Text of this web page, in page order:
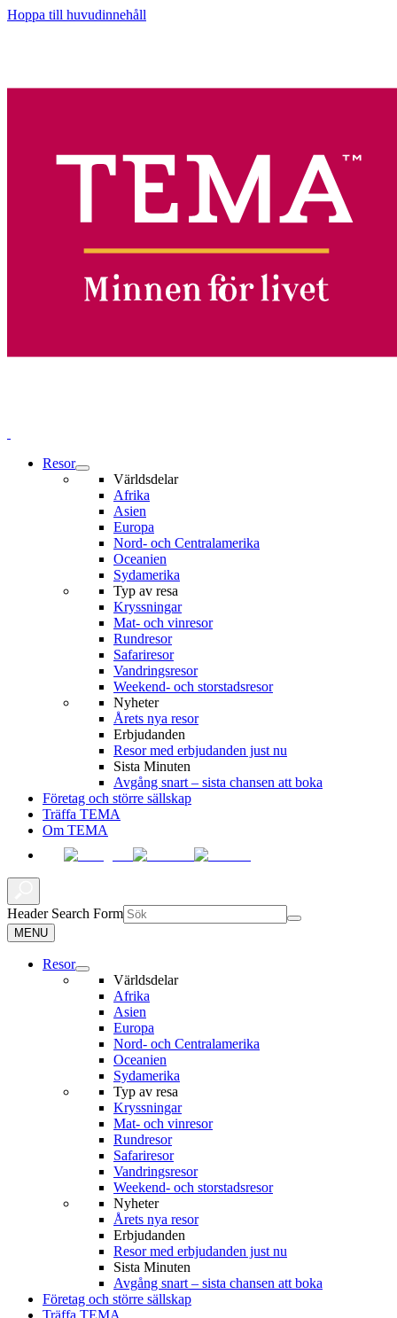
Hoppa till huvudinnehåll
Resor
Världsdelar
Afrika
Asien
Europa
Nord- och Centralamerika
Oceanien
Sydamerika
Typ av resa
Kryssningar
Mat- och vinresor
Rundresor
Safariresor
Vandringsresor
Weekend- och storstadsresor
Nyheter
Årets nya resor
Erbjudanden
Resor med erbjudanden just nu
Sista Minuten
Avgång snart – sista chansen att boka
Företag och större sällskap
Träffa TEMA
Om TEMA
Header Search Form
MENU
Resor
Världsdelar
Afrika
Asien
Europa
Nord- och Centralamerika
Oceanien
Sydamerika
Typ av resa
Kryssningar
Mat- och vinresor
Rundresor
Safariresor
Vandringsresor
Weekend- och storstadsresor
Nyheter
Årets nya resor
Erbjudanden
Resor med erbjudanden just nu
Sista Minuten
Avgång snart – sista chansen att boka
Företag och större sällskap
Träffa TEMA